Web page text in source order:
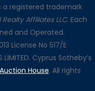
a registered trademark
Affiliates LLC. Each
and Operated.
License No 517/E
Cyprus Sotheby’s
House. All rights